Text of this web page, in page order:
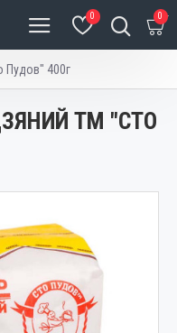
0 0
Пудов" 400г
ТМ "СТО